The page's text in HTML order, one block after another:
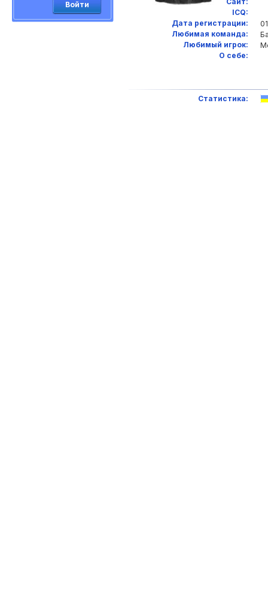
Войти
ICQ:
Дата регистрации:
Любимая команда:
Любимый игрок:
О себе:
Статистика: